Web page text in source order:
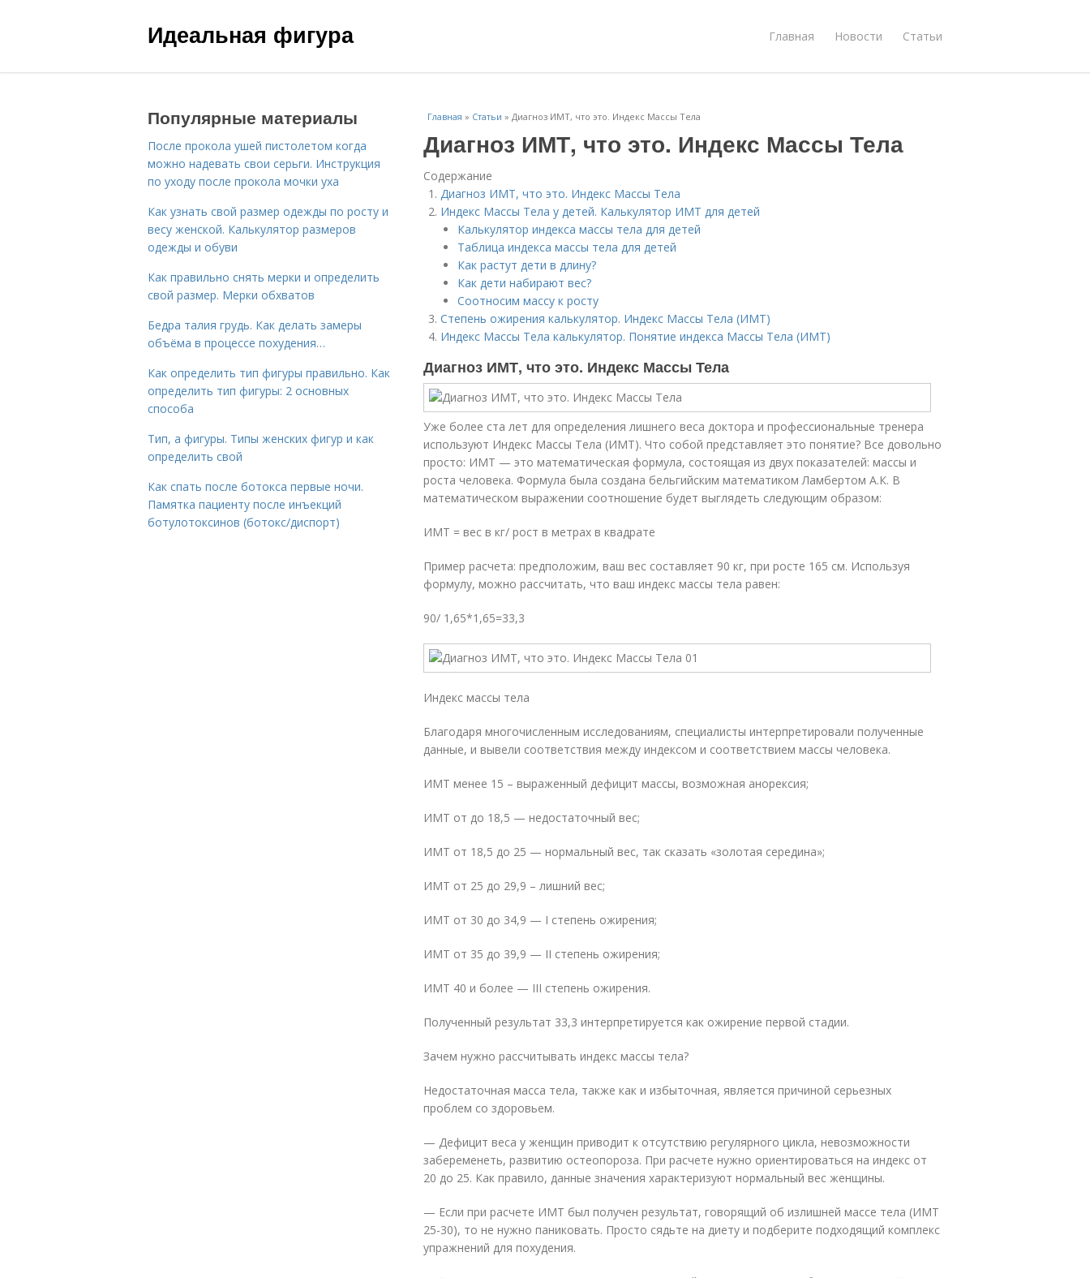
Идеальная фигура Главная Новости Статьи
Главная » Статьи » Диагноз ИМТ, что это. Индекс Массы Тела
Диагноз ИМТ, что это. Индекс Массы Тела
Содержание
Диагноз ИМТ, что это. Индекс Массы Тела
Индекс Массы Тела у детей. Калькулятор ИМТ для детей
Калькулятор индекса массы тела для детей
Таблица индекса массы тела для детей
Как растут дети в длину?
Как дети набирают вес?
Соотносим массу к росту
Степень ожирения калькулятор. Индекс Массы Тела (ИМТ)
Индекс Массы Тела калькулятор. Понятие индекса Массы Тела (ИМТ)
Диагноз ИМТ, что это. Индекс Массы Тела
Уже более ста лет для определения лишнего веса доктора и профессиональные тренера
используют Индекс Массы Тела (ИМТ). Что собой представляет это понятие? Все довольно
просто: ИМТ — это математическая формула, состоящая из двух показателей: массы и
роста человека. Формула была создана бельгийским математиком Ламбертом А.К. В
математическом выражении соотношение будет выглядеть следующим образом:
ИМТ = вес в кг/ рост в метрах в квадрате
Пример расчета: предположим, ваш вес составляет 90 кг, при росте 165 см. Используя
формулу, можно рассчитать, что ваш индекс массы тела равен:
90/ 1,65*1,65=33,3
Индекс массы тела
Благодаря многочисленным исследованиям, специалисты интерпретировали полученные
данные, и вывели соответствия между индексом и соответствием массы человека.
ИМТ менее 15 – выраженный дефицит массы, возможная анорексия;
ИМТ от до 18,5 — недостаточный вес;
ИМТ от 18,5 до 25 — нормальный вес, так сказать «золотая середина»;
ИМТ от 25 до 29,9 – лишний вес;
ИМТ от 30 до 34,9 — I степень ожирения;
ИМТ от 35 до 39,9 — II степень ожирения;
ИМТ 40 и более — III степень ожирения.
Полученный результат 33,3 интерпретируется как ожирение первой стадии.
Зачем нужно рассчитывать индекс массы тела?
Недостаточная масса тела, также как и избыточная, является причиной серьезных
проблем со здоровьем.
— Дефицит веса у женщин приводит к отсутствию регулярного цикла, невозможности
забеременеть, развитию остеопороза. При расчете нужно ориентироваться на индекс от
20 до 25. Как правило, данные значения характеризуют нормальный вес женщины.
— Если при расчете ИМТ был получен результат, говорящий об излишней массе тела (ИМТ
25-30), то не нужно паниковать. Просто сядьте на диету и подберите подходящий комплекс
упражнений для похудения.
Популярные материалы
После прокола ушей пистолетом когда
можно надевать свои серьги. Инструкция
по уходу после прокола мочки уха
Как узнать свой размер одежды по росту и
весу женской. Калькулятор размеров
одежды и обуви
Как правильно снять мерки и определить
свой размер. Мерки обхватов
Бедра талия грудь. Как делать замеры
объёма в процессе похудения…
Как определить тип фигуры правильно. Как
определить тип фигуры: 2 основных
способа
Тип, а фигуры. Типы женских фигур и как
определить свой
Как спать после ботокса первые ночи.
Памятка пациенту после инъекций
ботулотоксинов (ботокс/диспорт)